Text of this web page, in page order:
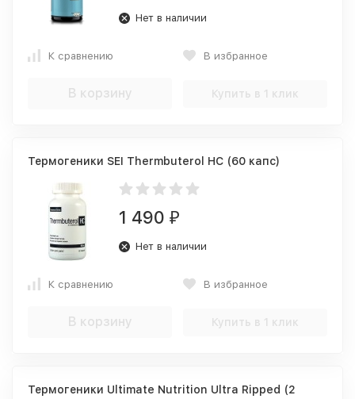
Нет в наличии
К сравнению В избранное
В корзину Купить в 1 клик
Термогеники SEI Thermbuterol HC (60 капс)
1 490 ₽
Нет в наличии
К сравнению В избранное
В корзину Купить в 1 клик
Термогеники Ultimate Nutrition Ultra Ripped (2